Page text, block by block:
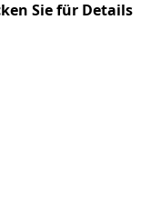
Sie für Details